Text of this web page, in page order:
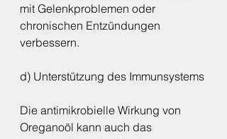
mit Gelenkproblemen oder
chronischen Entzündungen
verbessern.
d) Unterstützung des Immunsystems
Die antimikrobielle Wirkung von
Oreganoöl kann auch das